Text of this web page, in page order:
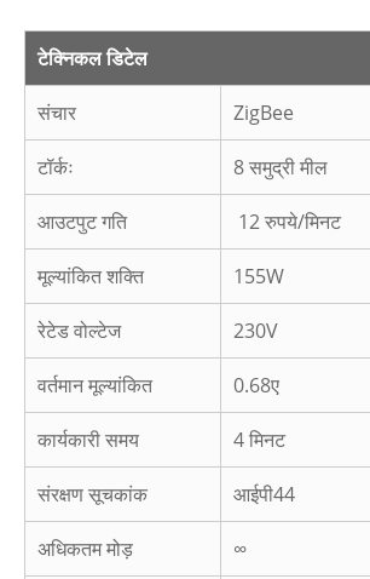
टेक्निकल डिटेल
संचार ZigBee
टॉर्कः 8 समुद्री मील
आउटपुट गति 12 रुपये/मिनट
मूल्यांकित शक्ति 155W
रेटेड वोल्टेज 230V
वर्तमान मूल्यांकित 0.68ए
कार्यकारी समय 4 मिनट
संरक्षण सूचकांक आईपी44
अधिकतम मोड़ ∞